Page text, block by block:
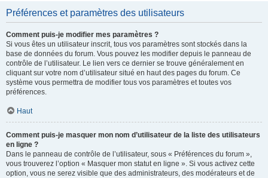
Préférences et paramètres des utilisateurs
Comment puis-je modifier mes paramètres ?
Si vous êtes un utilisateur inscrit, tous vos paramètres sont stockés dans la
base de données du forum. Vous pouvez les modifier depuis le panneau de
contrôle de l’utilisateur. Le lien vers ce dernier se trouve généralement en
cliquant sur votre nom d’utilisateur situé en haut des pages du forum. Ce
système vous permettra de modifier tous vos paramètres et toutes vos
préférences.
Haut
Comment puis-je masquer mon nom d’utilisateur de la liste des utilisateurs
en ligne ?
Dans le panneau de contrôle de l’utilisateur, sous « Préférences du forum »,
vous trouverez l’option « Masquer mon statut en ligne ». Si vous activez cette
option, vous ne serez visible que des administrateurs, des modérateurs et de